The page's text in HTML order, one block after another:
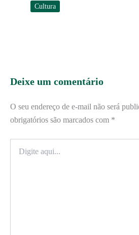
Cultura
Deixe um comentário
O seu endereço de e-mail não será
obrigatórios são marcados com *
aqui...